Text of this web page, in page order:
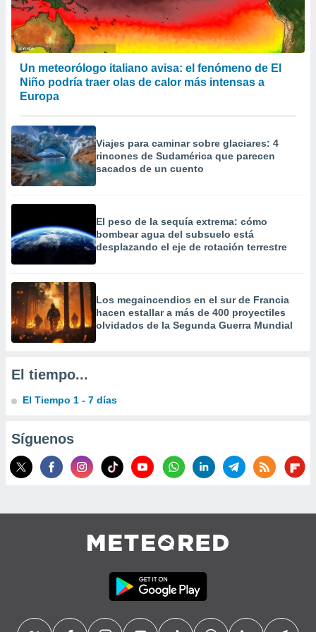
e
mediante
publicidad
1199
Un meteorólogo italiano avisa: el fenómeno de El
Niño podría traer olas de calor más intensas a
Europa
Viajes para caminar sobre glaciares: 4
rincones de Sudamérica que parecen
sacados de un cuento
El peso de la sequía extrema: cómo
bombear agua del subsuelo está
desplazando el eje de rotación terrestre
Los megaincendios en el sur de Francia
hacen estallar a más de 400 proyectiles
olvidados de la Segunda Guerra Mundial
El tiempo...
El Tiempo 1 - 7 días
Síguenos